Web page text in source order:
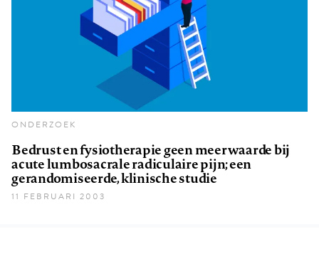
ONDERZOEK
Bedrust en fysiotherapie geen meerwaarde bij
acute lumbosacrale radiculaire pijn; een
gerandomiseerde, klinische studie
11 FEBRUARI 2003